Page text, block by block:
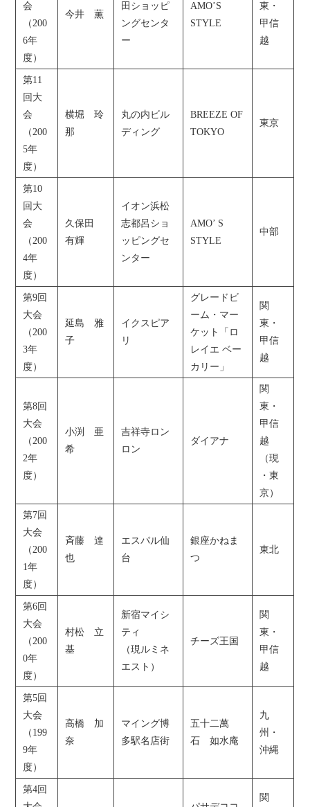
会
（200
6年
度）
今井 薫
田ショッピ
ングセンタ
ー
AMO’S
STYLE
東・
甲信
越
第11
回大
会
（200
5年
度）
横堀 玲
那
丸の内ビル
ディング
BREEZE OF
TOKYO
東京
第10
回大
会
（200
4年
度）
久保田
有輝
イオン浜松
志都呂ショ
ッピングセ
ンター
AMO’ S
STYLE
中部
第9回
大会
（200
3年
度）
延島 雅
子
イクスピア
リ
グレードビ
ーム・マー
ケット「ロ
レイエ ベー
カリー」
関
東・
甲信
越
第8回
大会
（200
2年
度）
小渕 亜
希
吉祥寺ロン
ロン
ダイアナ
関
東・
甲信
越
（現
・東
京）
第7回
大会
（200
1年
度）
斉藤 達
也
エスパル仙
台
銀座かねま
つ
東北
第6回
大会
（200
0年
度）
村松 立
基
新宿マイシ
ティ
（現ルミネ
エスト）
チーズ王国
関
東・
甲信
越
第5回
大会
（199
9年
度）
高橋 加
奈
マイング博
多駅名店街
五十二萬
石 如水庵
九
州・
沖縄
第4回
関